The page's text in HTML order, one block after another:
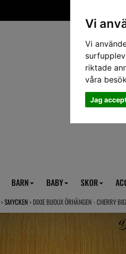
Vi
Vi
riktade
våra
Jag
BARN BABY SKOR
›SMYCKEN › DIXIE BIJOUX ÖRHÄNGEN - CHERRY BIG